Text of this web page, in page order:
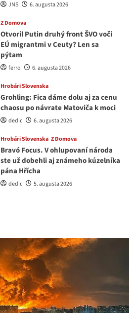
JNS 6. augusta 2026
Z Domova
Otvoril Putin druhý front ŠVO voči
EÚ migrantmi v Ceuty? Len sa
pýtam
ferro 6. augusta 2026
Hrobári Slovenska
Grohling: Fica dáme dolu aj za cenu
chaosu po návrate Matoviča k moci
dedic 6. augusta 2026
Hrobári Slovenska Z Domova
Bravó Focus. V ohlupovaní národa
ste už dobehli aj známeho kúzelníka
pána Hřícha
dedic 5. augusta 2026